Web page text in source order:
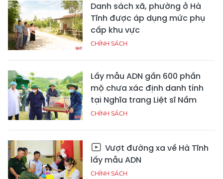
Danh sách xã, phường ở Hà
Tĩnh được áp dụng mức phụ
cấp khu vực
CHÍNH SÁCH
Lấy mẫu ADN gần 600 phần
mộ chưa xác định danh tính
tại Nghĩa trang Liệt sĩ Nầm
CHÍNH SÁCH
Vượt đường xa về Hà Tĩnh
lấy mẫu ADN
CHÍNH SÁCH